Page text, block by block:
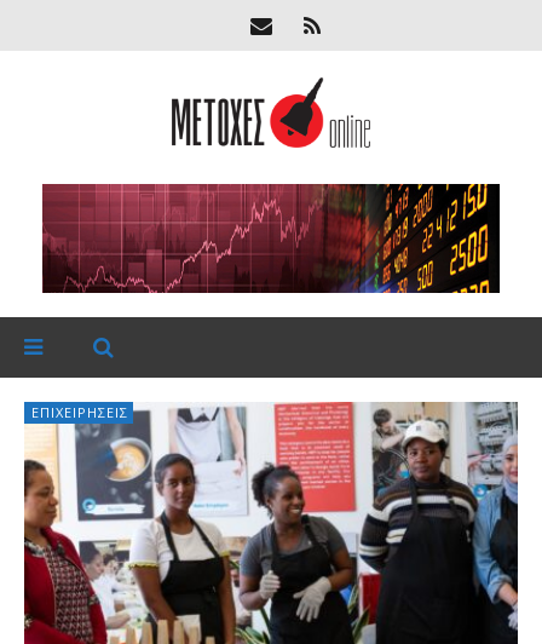
ΕΠΙΧΕΙΡΉΣΕΙΣ